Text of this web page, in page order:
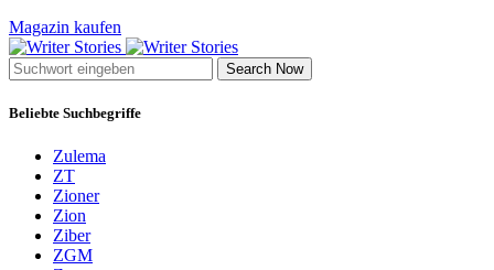
Magazin kaufen
Search Now
Beliebte Suchbegriffe
Zulema
ZT
Zioner
Zion
Ziber
ZGM